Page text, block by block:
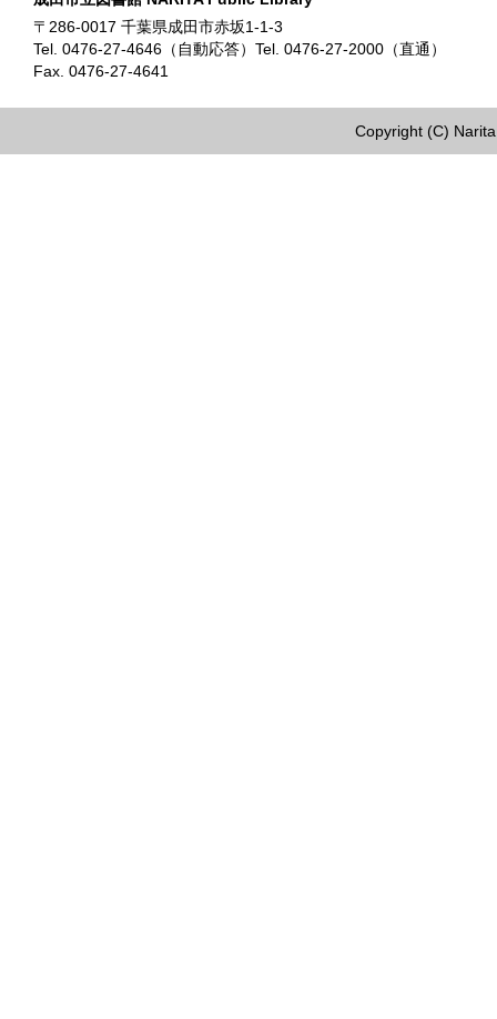
〒286-0017 千葉県成田市赤坂1-1-3
Tel. 0476-27-4646（自動応答）Tel. 0476-27-2000（直通）
Fax. 0476-27-4641
Copyright (C)